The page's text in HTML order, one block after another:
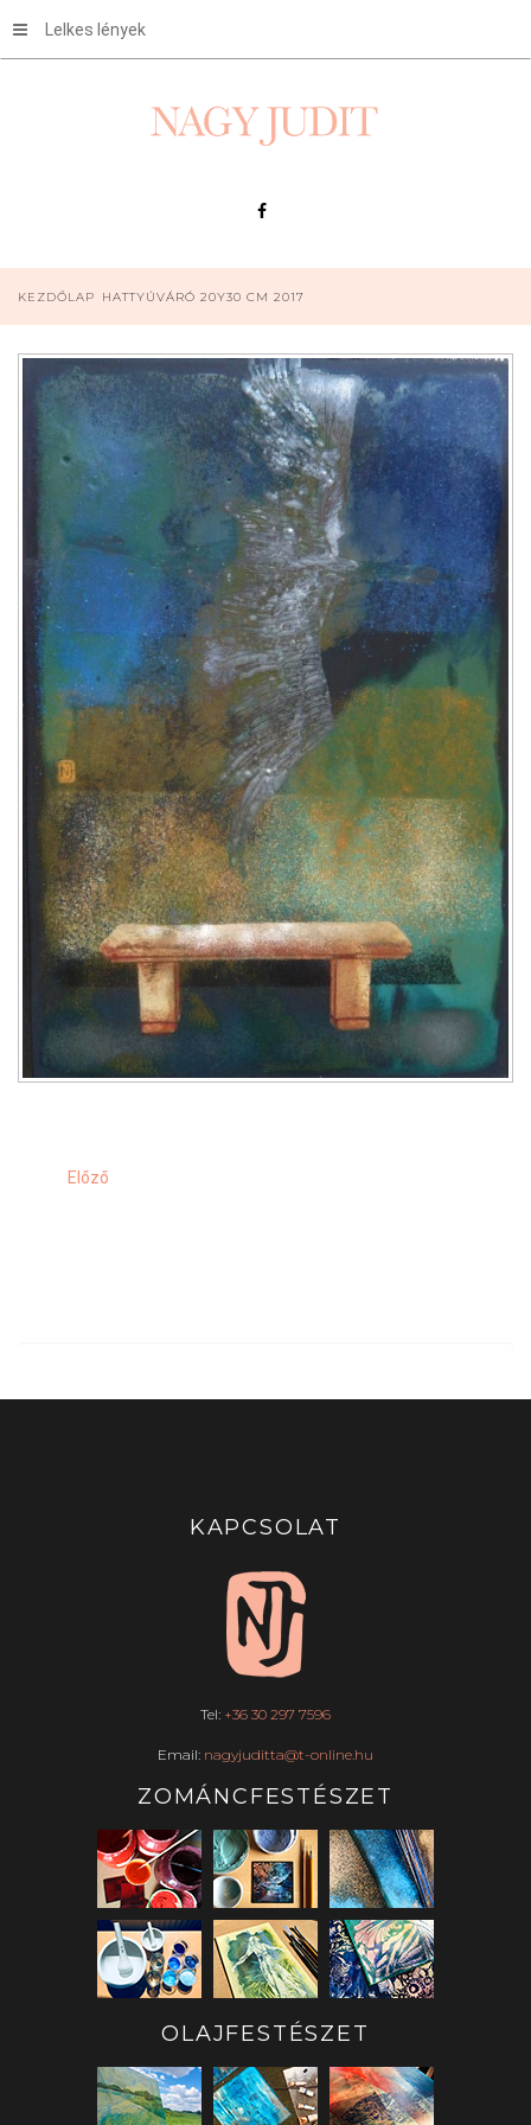
Lelkes lények
KEZDŐLAP HATTYÚVÁRÓ 20Y30 CM 2017
Előző
KAPCSOLAT
Tel: +36 30 297 7596
Email: nagyjuditta@t-online.hu
ZOMÁNCFESTÉSZET
OLAJFESTÉSZET